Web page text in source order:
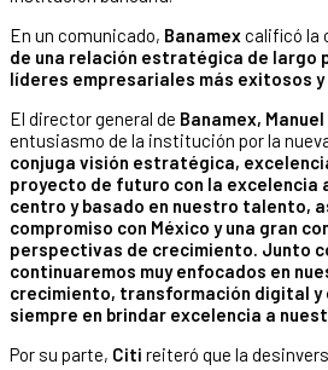
En un comunicado, Banamexcalificó la
de una relación estratégica de largo
líderes empresariales más exitosos
El director general de Banamex, Manuel
entusiasmo de la institución por la
conjuga visión estratégica,
proyecto de futuro con la excelencia
centro y basado en nuestro talento,
compromiso con México y una gran
perspectivas de crecimiento. Junto
continuaremos muy enfocados en
crecimiento, transformación digital y
siempre en brindar excelencia a
Por su parte, Citi reiteró que la